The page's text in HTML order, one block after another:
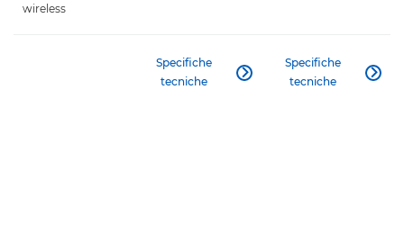
wireless
Specifiche
tecniche

Specifiche
tecniche
